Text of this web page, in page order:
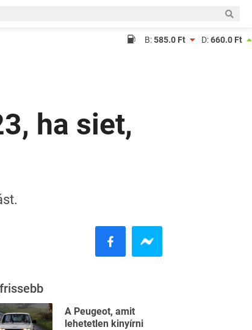
B:585.0 Ft D:660.0 Ft
ha siet,
A Peugeot, amit
lehetetlen kinyírni